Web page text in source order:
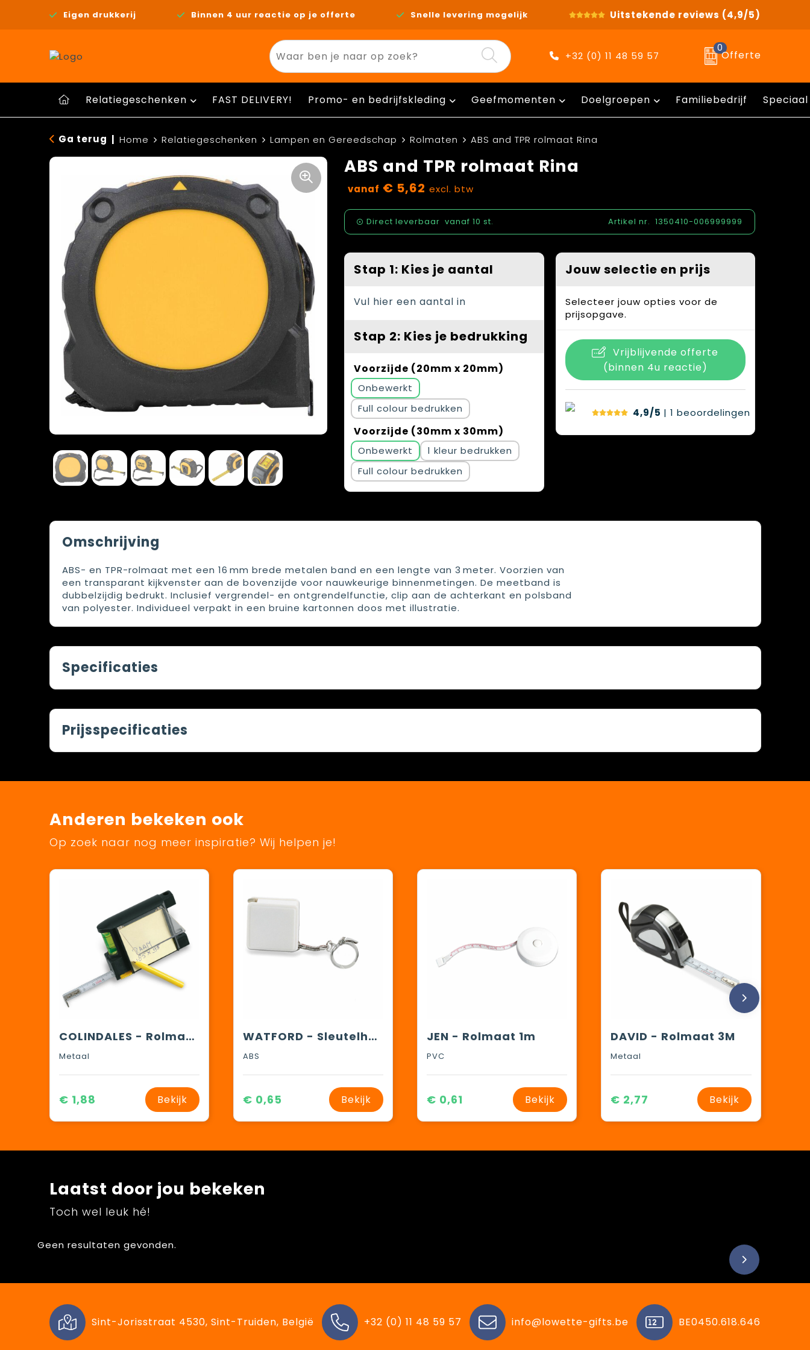
Eigen drukkerij Binnen 4 uur reactie op je offerte Snelle levering mogelijk Uitstekende reviews (4,9/5)
+32 (0) 11 48 59 57
0
Offerte
Relatiegeschenken FAST DELIVERY! Promo- en bedrijfskleding Geefmomenten Doelgroepen Familiebedrijf
Ga terug Home Relatiegeschenken Lampen en Gereedschap Rolmaten ABS and TPR rolmaat Rina
ABS and TPR rolmaat Rina
vanaf € 5,62 excl. btw
Direct leverbaar vanaf 10 st. Artikel nr. 1350410-006999999
Stap 1: Kies je aantal
Vul hier een aantal in
Stap 2: Kies je bedrukking
Voorzijde (20mm x 20mm)
Onbewerkt
Full colour
Voorzijde (30mm x 30mm)
Onbewerkt
1
Full colour
Jouw selectie en prijs
Selecteer jouw opties voor de
prijsopgave.
Vrijblijvende offerte
(binnen 4u reactie)
4,9/5 | 1 beoordelingen
Omschrijving
ABS- en TPR-rolmaat met een 16 mm brede metalen band en een lengte van 3 meter. Voorzien van
een transparant kijkvenster aan de bovenzijde voor nauwkeurige binnenmetingen. De meetband is
dubbelzijdig bedrukt. Inclusief vergrendel- en ontgrendelfunctie, clip aan de achterkant en polsband
van polyester. Individueel verpakt in een bruine kartonnen doos met illustratie.
Specificaties
Prijsspecificaties
Anderen bekeken ook
Op zoek naar nog meer inspiratie? Wij helpen je!
COLINDALES - Rolmaat met extra's
Metaal
€ 1,88 Bekijk
WATFORD - Sleutelhanger/rolbandmaat 1 m
ABS
€ 0,65 Bekijk
JEN - Rolmaat 1m
PVC
€ 0,61 Bekijk
DAVID - Rolmaat 3M
Metaal
€ 2,77 Bekijk
Laatst door jou bekeken
Toch wel leuk hé!
Geen resultaten gevonden.
Sint-Jorisstraat 4530, Sint-Truiden, België +32 (0) 11 48 59 57 info@lowette-gifts.be BE0450.618.646